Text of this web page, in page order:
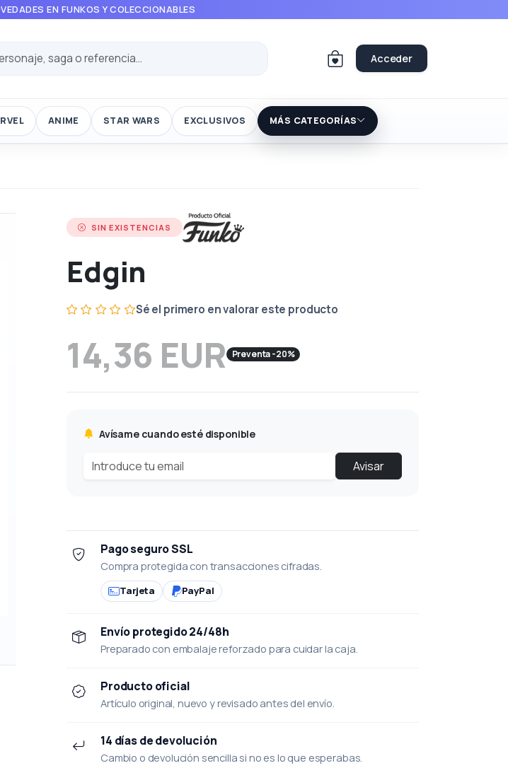
EN FUNKOS Y COLECCIONABLES
Acceder
ANIME STAR WARS EXCLUSIVOS MÁS CATEGORÍAS
SIN EXISTENCIAS
Edgin
Sé el primero en valorar este producto
14,36 EUR Preventa -20%
Avísame cuando esté disponible
Avisar
Pago seguro SSL
Compra protegida con transacciones cifradas.
Tarjeta PayPal
Envío protegido 24/48h
Preparado con embalaje reforzado para cuidar la caja.
Producto oficial
Artículo original, nuevo y revisado antes del envío.
14 días de devolución
Cambio o devolución sencilla si no es lo que esperabas.